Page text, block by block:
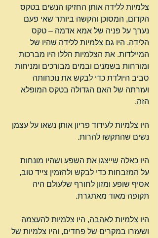
צלמיות ללידה אותן החזיקו הנשים בטקס
הקדום, המסוכן והקשה ביותר שאי פעם
נערך על פניה של אמא אדמה – טקס
הלידה. היו גם צלמיות ללידה שהיו של
המיילדות. את הצלמיות הללו היו מברכות
ומורחות בשמנים ובמים מבורכים ומניחות
סביב היולדת כדי לבקש את נוכחותה
ועזרתה של האם הגדולה בטקס המופלא
הזה.
היו צלמיות לעידוד פריון אותן נשאו על עצמן
נשים שהתקשו להרות.
היו כאלה שייצגו את השפע ושהיו מונחות
על המזבחות כדי לבקש ולהזמין צייד טוב,
אסיף שופע ומזון לחורף שלעולם היה
תקופה מאוד מאתגרת.
היו צלמיות לאהבה, היו צלמיות להעצמה
ושעזרו במקרים של פחדים, והיו צלמיות של